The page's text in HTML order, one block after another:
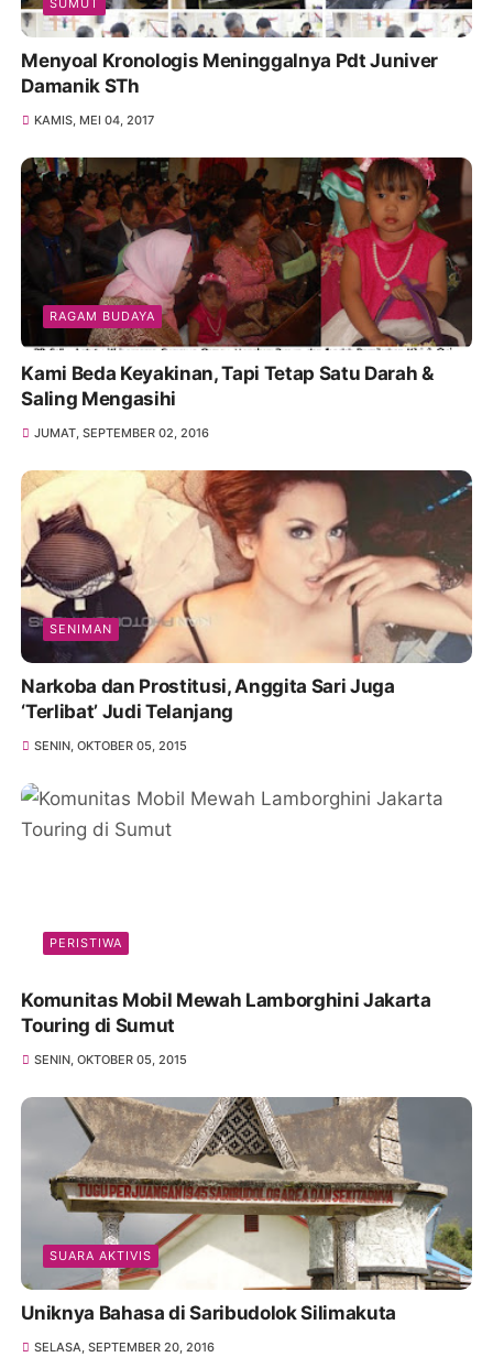
SUMUT
Menyoal Kronologis Meninggalnya Pdt Juniver
Damanik STh
KAMIS, MEI 04, 2017
RAGAM BUDAYA
Kami Beda Keyakinan, Tapi Tetap Satu Darah &
Saling Mengasihi
JUMAT, SEPTEMBER 02, 2016
SENIMAN
Narkoba dan Prostitusi, Anggita Sari Juga
‘Terlibat’ Judi Telanjang
SENIN, OKTOBER 05, 2015
PERISTIWA
Komunitas Mobil Mewah Lamborghini Jakarta
Touring di Sumut
SENIN, OKTOBER 05, 2015
SUARA AKTIVIS
Uniknya Bahasa di Saribudolok Silimakuta
SELASA, SEPTEMBER 20, 2016